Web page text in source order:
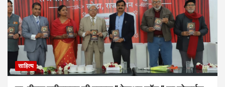
साहित्य